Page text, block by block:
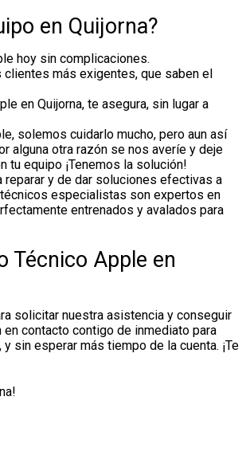
en Quijorna?
hoy sin complicaciones.
más exigentes, que saben el
en Quijorna, te asegura, sin lugar a
solemos cuidarlo mucho, pero aun así
alguna otra razón se nos averíe y deje
tu equipo ¡Tenemos la solución!
reparar y de dar soluciones efectivas a
especialistas son expertos en
entrenados y avalados para
Técnico Apple en
solicitar nuestra asistencia y conseguir
contacto contigo de inmediato para
sin esperar más tiempo de la cuenta. ¡Te